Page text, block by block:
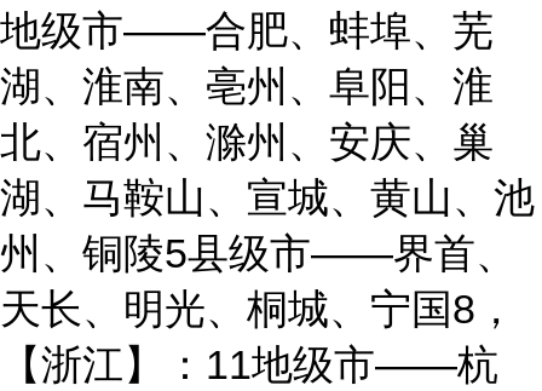
地级市——合肥、蚌埠、芜
湖、淮南、亳州、阜阳、淮
北、宿州、滁州、安庆、巢
湖、马鞍山、宣城、黄山、池
州、铜陵5县级市——界首、
天长、明光、桐城、宁国8，
【浙江】：11地级市——杭